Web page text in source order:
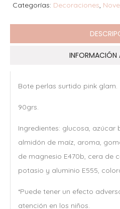
Categorías: Decoraciones,
INFORMACIÓN
Bote perlas surtido pink glam.
90grs.
Ingredientes: glucosa, azúcar
almidón de maíz, aroma,
de magnesio E470b, cera de
potasio y aluminio E555,
*Puede tener un efecto
atención en los niños.